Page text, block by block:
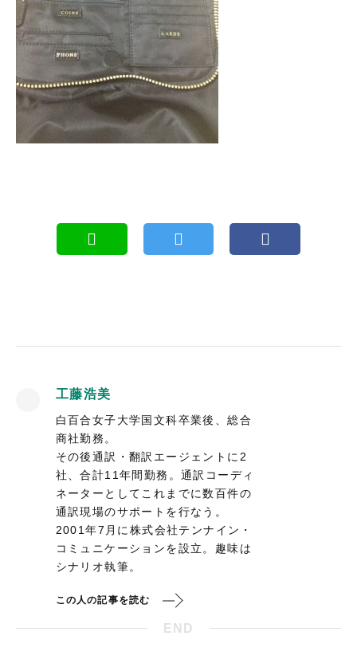
工藤浩美
白百合女子大学国文科卒業後、総合
商社勤務。
その後通訳・翻訳エージェントに2
社、合計11年間勤務。通訳コーディ
ネーターとしてこれまでに数百件の
通訳現場のサポートを行なう。
2001年7月に株式会社テンナイン・
コミュニケーションを設立。趣味は
シナリオ執筆。
この人の記事を読む
END